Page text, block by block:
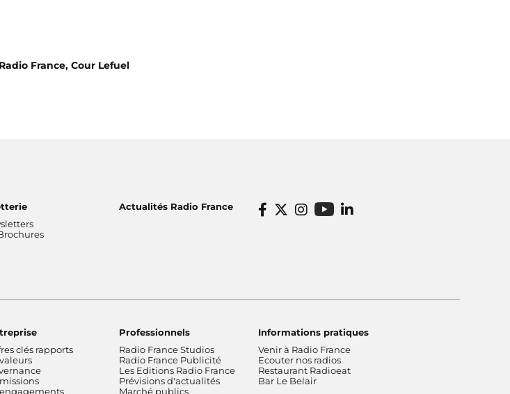
France, Cour Lefuel
Actualités Radio France
clés rapports
Professionnels
Radio France Studios
Radio France Publicité
Les Editions Radio France
Prévisions d'actualités
Marché publics
Informations pratiques
Venir à Radio France
Ecouter nos radios
Restaurant Radioeat
Bar Le Belair